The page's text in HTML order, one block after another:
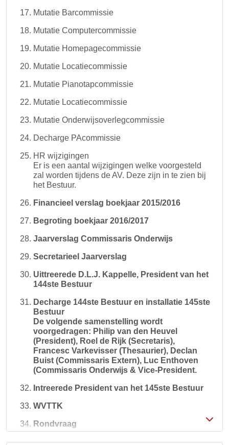
Mutatie Barcommissie
Mutatie Computercommissie
Mutatie Homepagecommissie
Mutatie Locatiecommissie
Mutatie Pianotapcommissie
Mutatie Locatiecommissie
Mutatie Onderwijsoverlegcommissie
Decharge PAcommissie
HR wijzigingen
Er is een aantal wijzigingen welke voorgesteld
zal worden tijdens de AV. Deze zijn in te zien bij
het Bestuur.
Financieel verslag boekjaar 2015/2016
Begroting boekjaar 2016/2017
Jaarverslag Commissaris Onderwijs
Secretarieel Jaarverslag
Uittreerede D.L.J. Kappelle, President van het
144ste Bestuur
Decharge 144ste Bestuur en installatie 145ste
Bestuur
De volgende samenstelling wordt
voorgedragen: Philip van den Heuvel
(President), Roel de Rijk (Secretaris),
Francesc Varkevisser (Thesaurier), Declan
Buist (Commissaris Extern), Luc Enthoven
(Commissaris Onderwijs & Vice-President.
Intreerede President van het 145ste Bestuur
WVTTK
Rondvraag
Sluiting